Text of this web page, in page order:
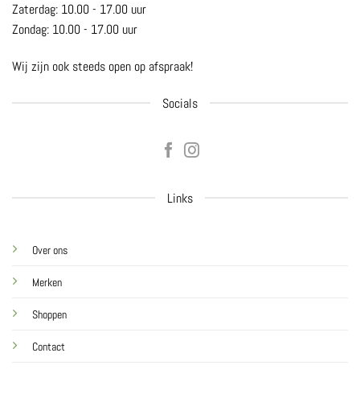
Links
Over ons
Merken
Shoppen
Contact
Zaterdag: 10.00 - 17.00 uur
Zondag: 10.00 - 17.00 uur
Wij zijn ook steeds open op afspraak!
Socials